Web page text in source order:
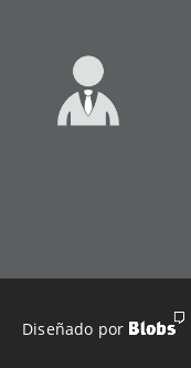
Diseñado por